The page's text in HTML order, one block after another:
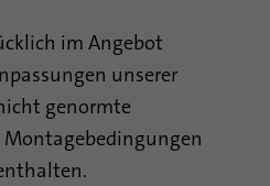
im Angebot
unserer
genormte